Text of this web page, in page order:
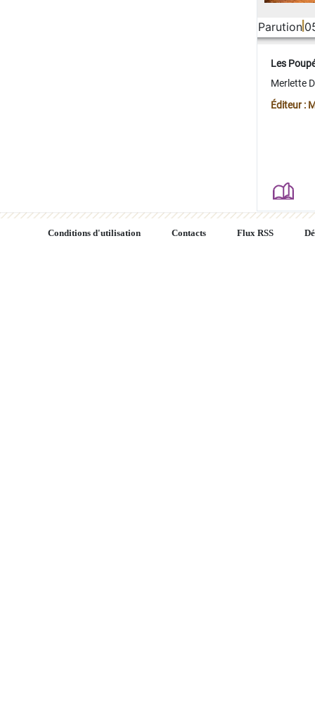
Parution
Les
Merlette
Éditeur :
Conditions d'utilisation Contacts Flux RSS